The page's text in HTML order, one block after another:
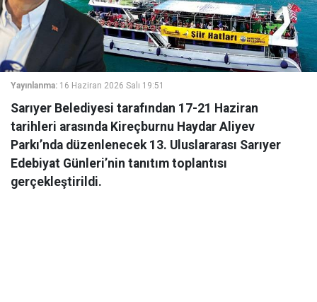
Yayınlanma: 16 Haziran 2026 Salı 19:51
Sarıyer Belediyesi tarafından 17-21 Haziran
tarihleri arasında Kireçburnu Haydar Aliyev
Parkı’nda düzenlenecek 13. Uluslararası Sarıyer
Edebiyat Günleri’nin tanıtım toplantısı
gerçekleştirildi.